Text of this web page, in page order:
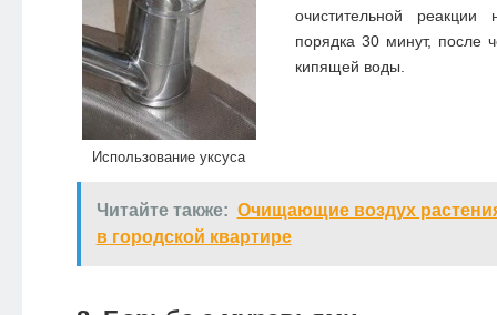
Использование уксуса
очистительной реакции
порядка 30 минут, после
кипящей воды.
Читайте также: Очищающие воздух
в городской квартире